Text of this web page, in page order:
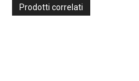
Prodotti correlati